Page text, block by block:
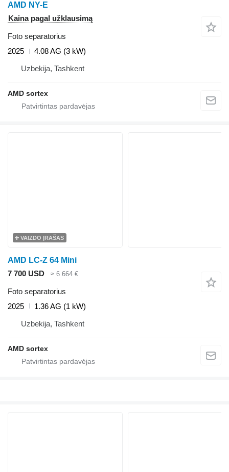
AMD NY-E
Kaina pagal užklausimą
Foto separatorius
2025
4.08 AG (3 kW)
Uzbekija, Tashkent
AMD sortex
VAIZDO ĮRAŠAS
AMD LC-Z 64 Mini
7 700 USD
≈ 6 664 €
Foto separatorius
2025
1.36 AG (1 kW)
Uzbekija, Tashkent
AMD sortex